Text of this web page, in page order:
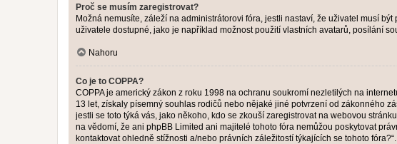
Proč se musím zaregistrovat?
Možná nemusíte, záleží na administrátorovi fóra, jestli nastaví, že uživatel musí
uživatele dostupné, jako je například možnost použití vlastních avatarů, posílání
Nahoru
Co je to COPPA?
COPPA je americký zákon z roku 1998 na ochranu soukromí nezletilých na
13 let, získaly písemný souhlas rodičů nebo nějaké jiné potvrzení od zákonného
jestli se toto týká vás, jako někoho, kdo se zkouší zaregistrovat na webovou
na vědomí, že ani phpBB Limited ani majitelé tohoto fóra nemůžou poskytovat
kontaktovat ohledně stížnosti a/nebo právních záležitostí týkajících se tohoto fóra?“.